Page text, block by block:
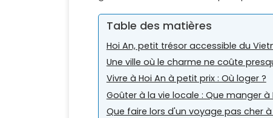
Table des matières
Hoi An, petit trésor accessible du
Une ville où le charme ne coûte
Vivre à Hoi An à petit prix : Où loger ?
Goûter à la vie locale : Que manger à
Que faire lors d'un voyage pas cher à